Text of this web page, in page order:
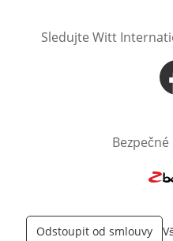
Sledujte Witt
Odstoupit od smlouvy